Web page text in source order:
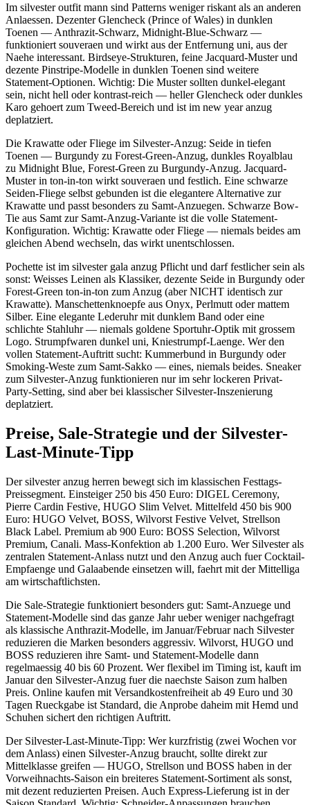
Im silvester outfit mann sind Patterns weniger riskant als an anderen
Anlaessen. Dezenter Glencheck (Prince of Wales) in dunklen
Toenen — Anthrazit-Schwarz, Midnight-Blue-Schwarz —
funktioniert souveraen und wirkt aus der Entfernung uni, aus der
Naehe interessant. Birdseye-Strukturen, feine Jacquard-Muster und
dezente Pinstripe-Modelle in dunklen Toenen sind weitere
Statement-Optionen. Wichtig: Die Muster sollten dunkel-elegant
sein, nicht hell oder kontrast-reich — heller Glencheck oder dunkles
Karo gehoert zum Tweed-Bereich und ist im new year anzug
deplatziert.
Die Krawatte oder Fliege im Silvester-Anzug: Seide in tiefen
Toenen — Burgundy zu Forest-Green-Anzug, dunkles Royalblau
zu Midnight Blue, Forest-Green zu Burgundy-Anzug. Jacquard-
Muster in ton-in-ton wirkt souveraen und festlich. Eine schwarze
Seiden-Fliege selbst gebunden ist die elegantere Alternative zur
Krawatte und passt besonders zu Samt-Anzuegen. Schwarze Bow-
Tie aus Samt zur Samt-Anzug-Variante ist die volle Statement-
Konfiguration. Wichtig: Krawatte oder Fliege — niemals beides am
gleichen Abend wechseln, das wirkt unentschlossen.
Pochette ist im silvester gala anzug Pflicht und darf festlicher sein als
sonst: Weisses Leinen als Klassiker, dezente Seide in Burgundy oder
Forest-Green ton-in-ton zum Anzug (aber NICHT identisch zur
Krawatte). Manschettenknoepfe aus Onyx, Perlmutt oder mattem
Silber. Eine elegante Lederuhr mit dunklem Band oder eine
schlichte Stahluhr — niemals goldene Sportuhr-Optik mit grossem
Logo. Strumpfwaren dunkel uni, Kniestrumpf-Laenge. Wer den
vollen Statement-Auftritt sucht: Kummerbund in Burgundy oder
Smoking-Weste zum Samt-Sakko — eines, niemals beides. Sneaker
zum Silvester-Anzug funktionieren nur im sehr lockeren Privat-
Party-Setting, sind aber bei klassischer Silvester-Inszenierung
deplatziert.
Preise, Sale-Strategie und der Silvester-
Last-Minute-Tipp
Der silvester anzug herren bewegt sich im klassischen Festtags-
Preissegment. Einsteiger 250 bis 450 Euro: DIGEL Ceremony,
Pierre Cardin Festive, HUGO Slim Velvet. Mittelfeld 450 bis 900
Euro: HUGO Velvet, BOSS, Wilvorst Festive Velvet, Strellson
Black Label. Premium ab 900 Euro: BOSS Selection, Wilvorst
Premium, Canali. Mass-Konfektion ab 1.200 Euro. Wer Silvester als
zentralen Statement-Anlass nutzt und den Anzug auch fuer Cocktail-
Empfaenge und Galaabende einsetzen will, faehrt mit der Mittelliga
am wirtschaftlichsten.
Die Sale-Strategie funktioniert besonders gut: Samt-Anzuege und
Statement-Modelle sind das ganze Jahr ueber weniger nachgefragt
als klassische Anthrazit-Modelle, im Januar/Februar nach Silvester
reduzieren die Marken besonders aggressiv. Wilvorst, HUGO und
BOSS reduzieren ihre Samt- und Statement-Modelle dann
regelmaessig 40 bis 60 Prozent. Wer flexibel im Timing ist, kauft im
Januar den Silvester-Anzug fuer die naechste Saison zum halben
Preis. Online kaufen mit Versandkostenfreiheit ab 49 Euro und 30
Tagen Rueckgabe ist Standard, die Anprobe daheim mit Hemd und
Schuhen sichert den richtigen Auftritt.
Der Silvester-Last-Minute-Tipp: Wer kurzfristig (zwei Wochen vor
dem Anlass) einen Silvester-Anzug braucht, sollte direkt zur
Mittelklasse greifen — HUGO, Strellson und BOSS haben in der
Vorweihnachts-Saison ein breiteres Statement-Sortiment als sonst,
mit dezent reduzierten Preisen. Auch Express-Lieferung ist in der